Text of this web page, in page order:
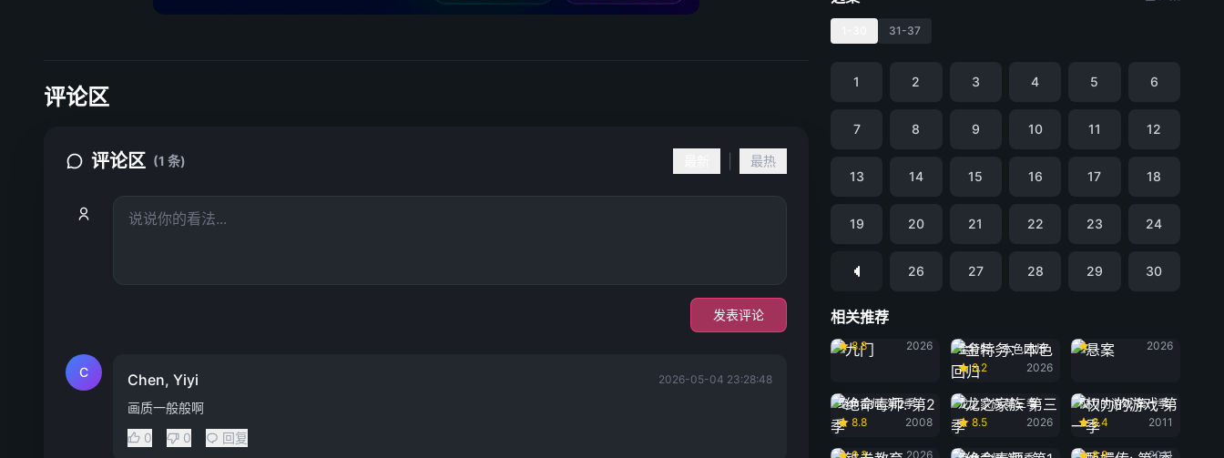
31-37
1 2 3 4 5 6
7 8 9 10 11 12
13 14 15 16 17 18
19 20 21 22 23 24
26 27 28 29 30
相关推荐
九门
8.8
2026
金特务：本色回归
8.2
2026
2026
绝命毒师: 第2季
8.8
2008
龙之家族 第三季
8.5
2026
权力的游戏 第一季
8.4
2011
铁拳教育
9.3
2026
甄嬛传: 第1季
8.8
2011
评论区
评论区 (1 条) 最热
发表评论
C Chen, Yiyi 2026-05-04 23:28:48
画质一般般啊
0
0 回复